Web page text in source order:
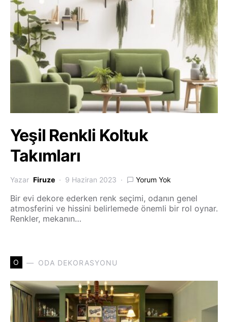
Yeşil Renkli Koltuk
Takımları
Yazar Firuze 9 Haziran 2023 Yorum Yok
Bir evi dekore ederken renk seçimi, odanın genel
atmosferini ve hissini belirlemede önemli bir rol oynar.
Renkler, mekanın…
O ODA DEKORASYONU